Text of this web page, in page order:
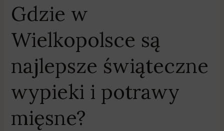
Gdzie w
Wielkopolsce są
najlepsze świąteczne
wypieki i potrawy
mięsne?